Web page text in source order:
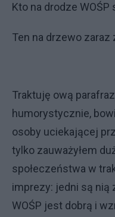
Kto na drodze WOŚP
Ten na drzewo zaraz
Traktuję ową
humorystycznie,
osoby uciekającej
tylko zauważyłem
społeczeństwa w
imprezy: jedni są nią
WOŚP jest dobrą i